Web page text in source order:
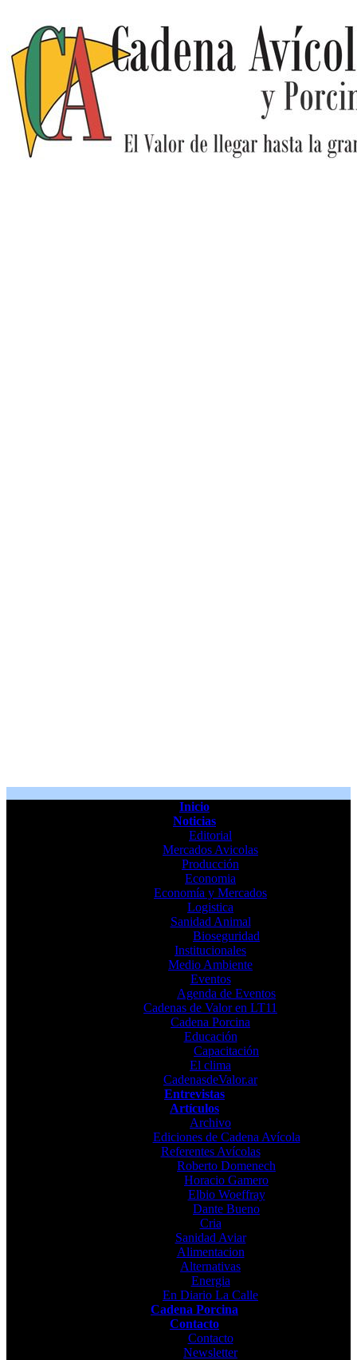
contenido
Inicio
Noticias
Editorial
Mercados Avicolas
Producción
Economia
Economía y Mercados
Logistica
Sanidad Animal
Bioseguridad
Institucionales
Medio Ambiente
Eventos
Agenda de Eventos
Cadenas de Valor en LT11
Cadena Porcina
Educación
Capacitación
El clima
CadenasdeValor.ar
Entrevistas
Artículos
Archivo
Ediciones de Cadena Avícola
Referentes Avícolas
Roberto Domenech
Horacio Gamero
Elbio Woeffray
Dante Bueno
Cria
Sanidad Aviar
Alimentacion
Alternativas
Energia
En Diario La Calle
Cadena Porcina
Contacto
Contacto
Newsletter